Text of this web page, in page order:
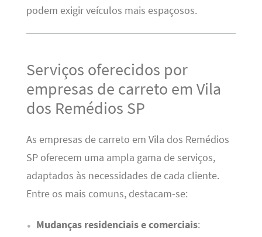
podem exigir veículos mais espaçosos.
Serviços oferecidos por
empresas de carreto em Vila
dos Remédios SP
As empresas de carreto em Vila dos Remédios
SP oferecem uma ampla gama de serviços,
adaptados às necessidades de cada cliente.
Entre os mais comuns, destacam-se:
Mudanças residenciais e comerciais: